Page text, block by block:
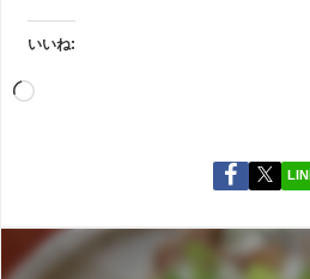
いいね: